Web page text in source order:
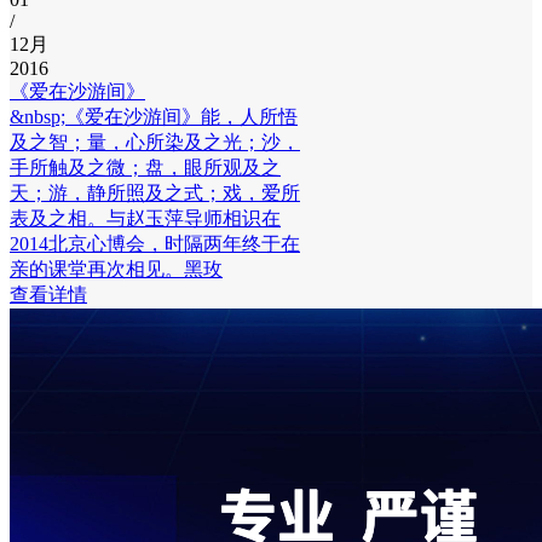
/
12月
2016
《爱在沙游间》
&nbsp;《爱在沙游间》能，人所悟
及之智；量，心所染及之光；沙，
手所触及之微；盘，眼所观及之
天；游，静所照及之式；戏，爱所
表及之相。与赵玉萍导师相识在
2014北京心博会，时隔两年终于在
亲的课堂再次相见。黑玫
查看详情